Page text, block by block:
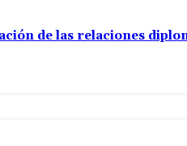
de las relaciones